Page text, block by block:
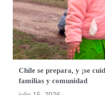
Chile se prepara, y ¡se
familias y comunidad